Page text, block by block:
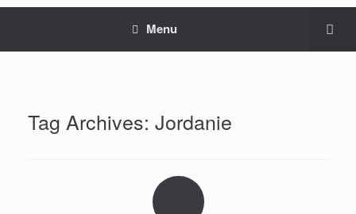
Menu
Tag Archives: Jordanie